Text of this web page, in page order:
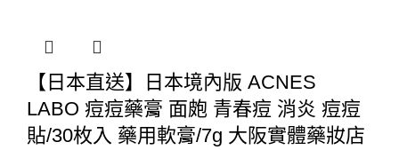
【日本直送】日本境內版 ACNES
LABO 痘痘藥膏 面皰 青春痘 消炎 痘痘
貼/30枚入 藥用軟膏/7g 大阪實體藥妝店